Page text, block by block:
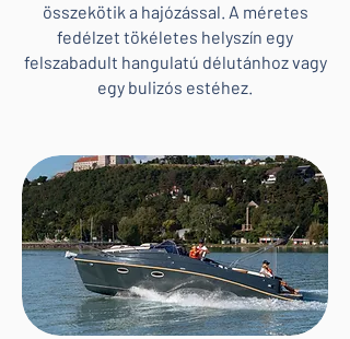
összekötik a hajózással. A méretes
fedélzet tökéletes helyszín egy
felszabadult hangulatú délutánhoz vagy
egy bulizós estéhez.